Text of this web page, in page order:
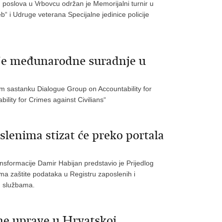
u Vrbovcu održan je Memorijalni turnir u
i Udruge veterana Specijalne jedinice policije
međunarodne suradnje u
sastanku Dialogue Group on Accountability for
for Crimes against Civilians“
stizat će preko portala
Damir Habijan predstavio je Prijedlog
zaštite podataka u Registru zaposlenih i